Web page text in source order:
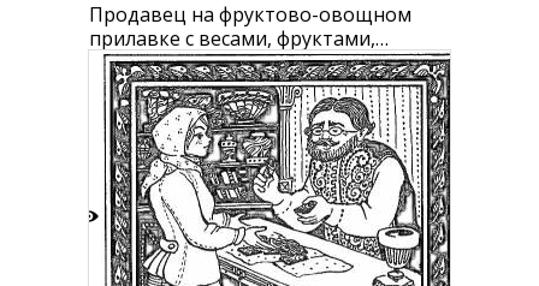
Продавец на фруктово-овощном
прилавке с весами, фруктами,
овощами и навесом